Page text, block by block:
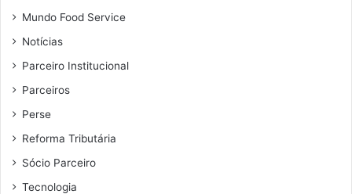
Mundo Food Service
Notícias
Parceiro Institucional
Parceiros
Perse
Reforma Tributária
Sócio Parceiro
Tecnologia